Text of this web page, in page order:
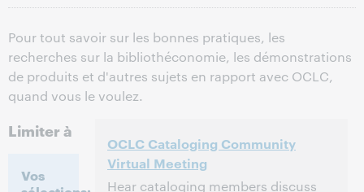
Pour tout savoir sur les bonnes pratiques, les
recherches sur la bibliothéconomie, les démonstrations
de produits et d'autres sujets en rapport avec OCLC,
quand vous le voulez.
Limiter à
Vos
OCLC Cataloging Community
Virtual Meeting
Hear cataloging members discuss